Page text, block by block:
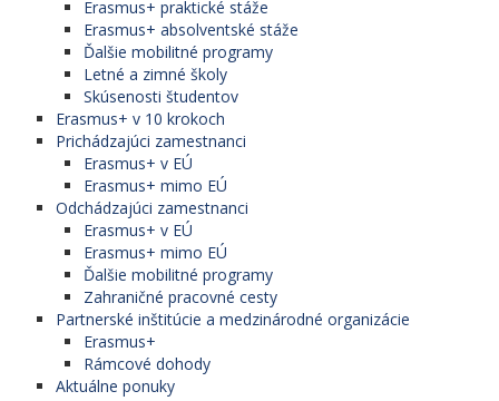
Erasmus+ praktické stáže
Erasmus+ absolventské stáže
Ďalšie mobilitné programy
Letné a zimné školy
Skúsenosti študentov
Erasmus+ v 10 krokoch
Prichádzajúci zamestnanci
Erasmus+ v EÚ
Erasmus+ mimo EÚ
Odchádzajúci zamestnanci
Erasmus+ v EÚ
Erasmus+ mimo EÚ
Ďalšie mobilitné programy
Zahraničné pracovné cesty
Partnerské inštitúcie a medzinárodné organizácie
Erasmus+
Rámcové dohody
Aktuálne ponuky